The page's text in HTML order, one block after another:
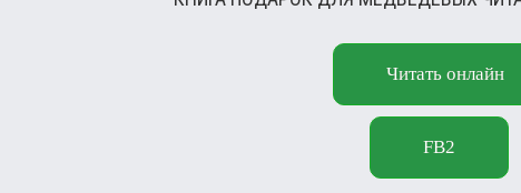
Читать онлайн
FB2